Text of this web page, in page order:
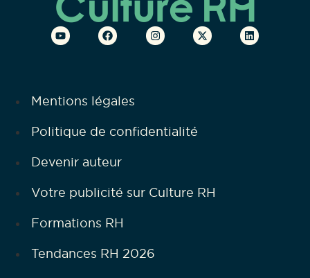
Mentions légales
Politique de confidentialité
Devenir auteur
Votre publicité sur Culture RH
Formations RH
Tendances RH 2026